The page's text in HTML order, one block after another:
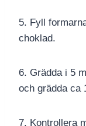
5. Fyll
choklad.
6. Grädda i 5
och grädda ca
7. Kontrollera